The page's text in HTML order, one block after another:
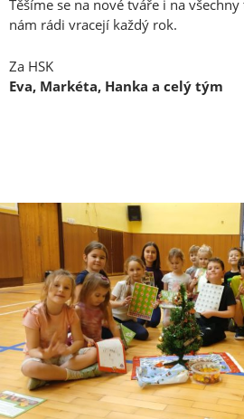
Těšíme se na nové tváře i na
nám rádi vracejí každý rok.
Za HSK
Eva, Markéta, Hanka a celý tým